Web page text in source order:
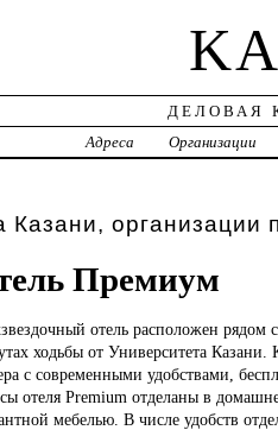
ДЕЛОВАЯ
Адреса
Организации
Казани, организации
Премиум
отель расположен рядом
ходьбы от Университета Казани.
с современными удобствами,
отеля Premium отделаны в
мебелью. В числе удобств